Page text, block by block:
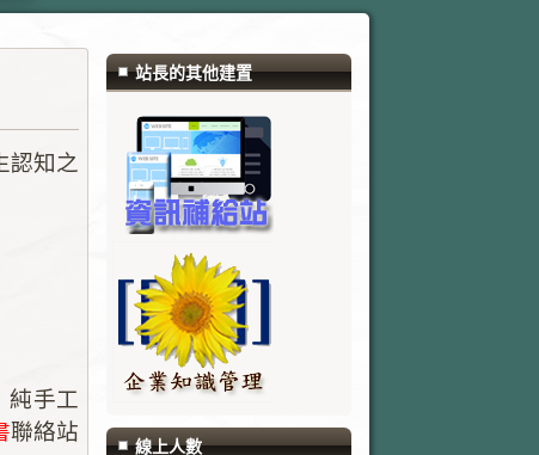
認知之
純手工
聯絡站
站長的其他建置
線上人數